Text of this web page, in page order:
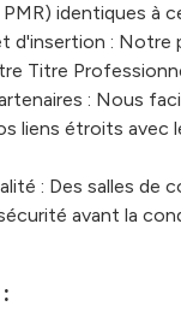
identiques à
d'insertion : Notre
Titre
: Nous
liens étroits avec
: Des salles de
avant la